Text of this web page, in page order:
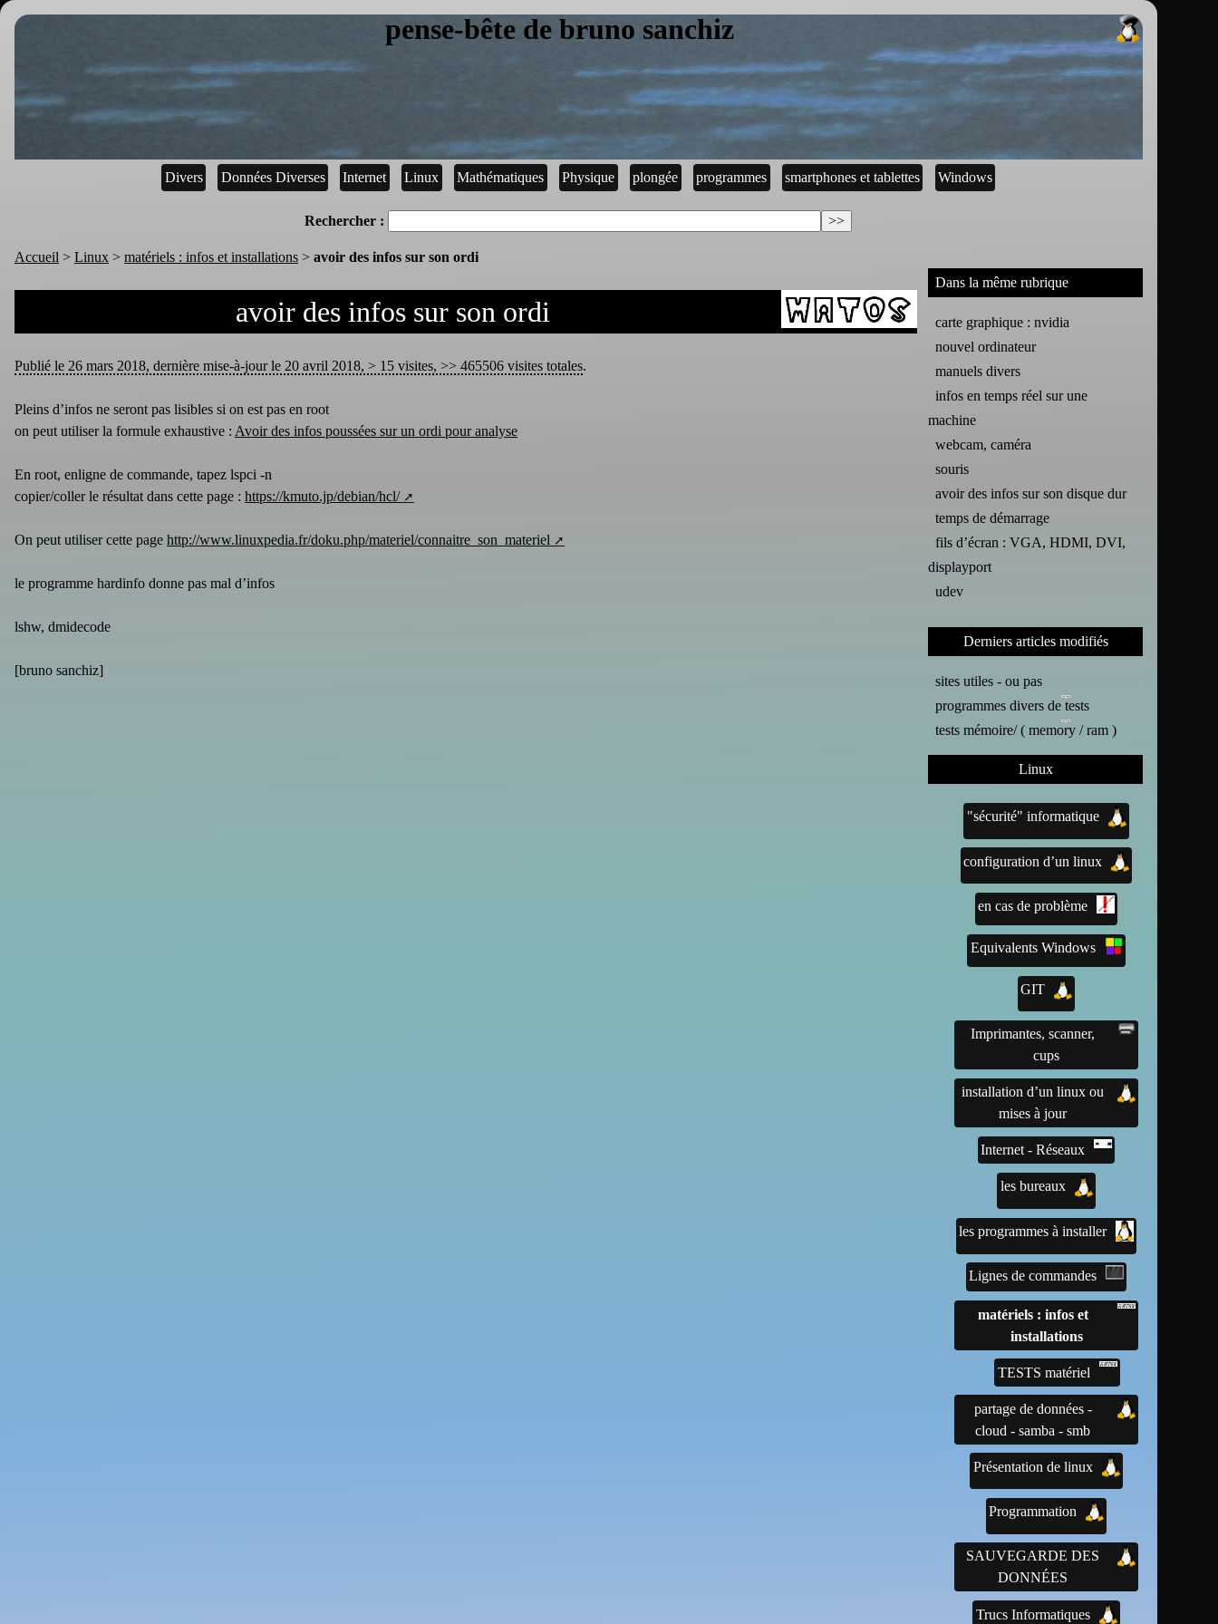
pense-bête de bruno sanchiz
Divers Données Diverses Internet Linux Mathématiques Physique plongée programmes smartphones et tablettes Windows
Rechercher :
Accueil > Linux > matériels : infos et installations > avoir des infos sur son ordi
avoir des infos sur son ordi
Publié le 26 mars 2018, dernière mise-à-jour le 20 avril 2018, > 15 visites, >> 465506 visites totales.
Pleins d’infos ne seront pas lisibles si on est pas en root
on peut utiliser la formule exhaustive : Avoir des infos poussées sur un ordi pour analyse
En root, enligne de commande, tapez lspci -n
copier/coller le résultat dans cette page : https://kmuto.jp/debian/hcl/
On peut utiliser cette page http://www.linuxpedia.fr/doku.php/materiel/connaitre_son_materiel
le programme hardinfo donne pas mal d’infos
lshw, dmidecode
[bruno sanchiz]
Dans la même rubrique
carte graphique : nvidia
nouvel ordinateur
manuels divers
infos en temps réel sur une
machine
webcam, caméra
souris
avoir des infos sur son disque dur
temps de démarrage
fils d’écran : VGA, HDMI, DVI,
displayport
udev
Derniers articles modifiés
sites utiles - ou pas
programmes divers de tests
tests mémoire/ ( memory / ram )
Linux
"sécurité" informatique
configuration d’un linux
en cas de problème
Equivalents Windows
GIT
Imprimantes, scanner,
cups
installation d’un linux ou
mises à jour
Internet - Réseaux
les bureaux
les programmes à installer
Lignes de commandes
matériels : infos et
installations
TESTS matériel
partage de données -
cloud - samba - smb
Présentation de linux
Programmation
SAUVEGARDE DES
DONNÉES
Trucs Informatiques